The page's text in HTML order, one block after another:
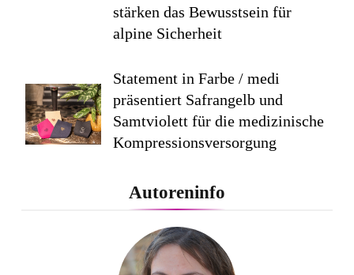
stärken das Bewusstsein für
alpine Sicherheit
Statement in Farbe / medi
präsentiert Safrangelb und
Samtviolett für die medizinische
Kompressionsversorgung
PEPE JEANS LONDON AW26
Flachste mechanische
Autoreninfo